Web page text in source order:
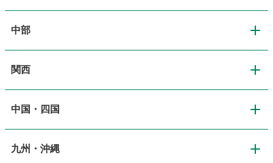
道北・旭川
青森
岩手
関東
東京
神奈川
中部
中部
新潟
長野
関西
関西
大阪
中国・四国
中国・四国
九州・沖縄